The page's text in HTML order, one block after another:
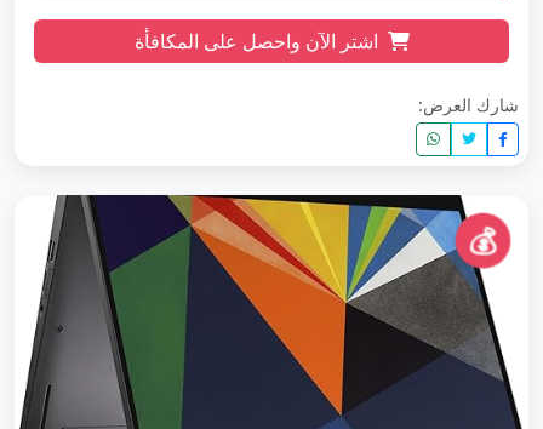
اشتر الآن واحصل على المكافأة
شارك العرض:
💰